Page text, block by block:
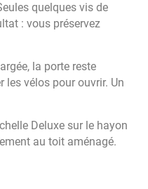
quelques vis de
: vous préservez
la porte reste
les vélos pour ouvrir. Un
Deluxe sur le hayon
au toit aménagé.